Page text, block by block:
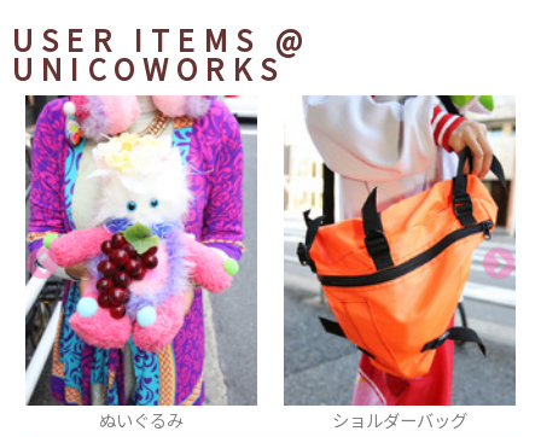
USER ITEMS @
UNICOWORKS
ショルダーバッグ シューズ